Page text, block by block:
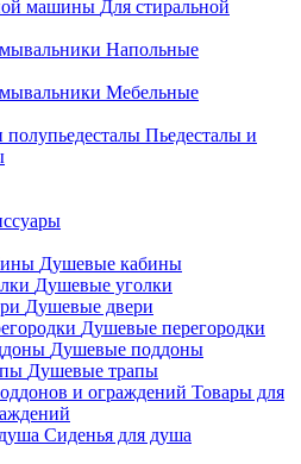
Для стиральной
Напольные
Мебельные
Пьедесталы и
Душевые кабины
Душевые уголки
Душевые двери
Душевые перегородки
Душевые поддоны
Душевые трапы
Товары для
Сиденья для душа